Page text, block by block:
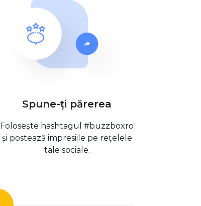
Spune-ți părerea
Folosește hashtagul #buzzboxro
și postează impresiile pe rețelele
tale sociale.